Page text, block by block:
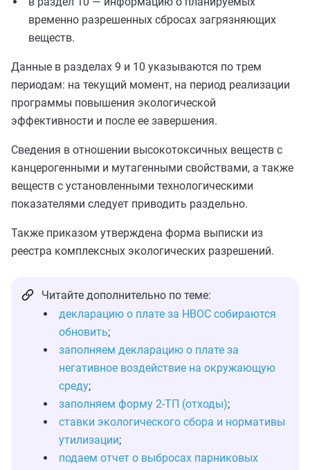
временно разрешенных сбросах загрязняющих
веществ.
Данные в разделах 9 и 10 указываются по трем
периодам: на текущий момент, на период реализации
программы повышения экологической
эффективности и после ее завершения.
Сведения в отношении высокотоксичных веществ с
канцерогенными и мутагенными свойствами, а также
веществ с установленными технологическими
показателями следует приводить раздельно.
Также приказом утверждена форма выписки из
реестра комплексных экологических разрешений.
Читайте дополнительно по теме:
декларацию о плате за НВОС собираются
обновить;
заполняем декларацию о плате за
негативное воздействие на окружающую
среду;
заполняем форму 2-ТП (отходы);
ставки экологического сбора и нормативы
утилизации;
подаем отчет о выбросах парниковых